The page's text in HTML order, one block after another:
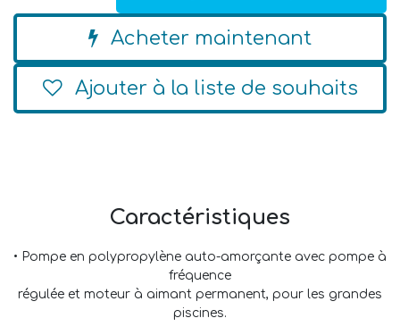
Acheter maintenant
Ajouter à la liste de souhaits
Caractéristiques
• Pompe en polypropylène auto-amorçante avec pompe à
fréquence
régulée et moteur à aimant permanent, pour les grandes
piscines.